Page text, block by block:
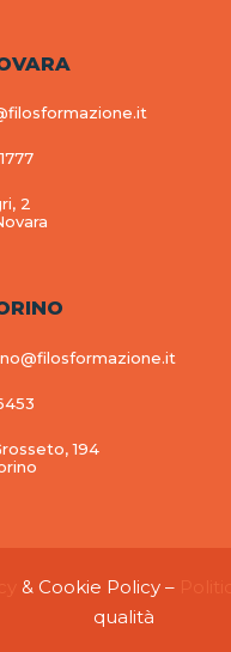
2
194
& Cookie Policy –
qualità